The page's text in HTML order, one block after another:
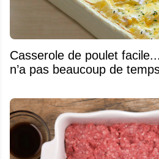
Casserole de poulet
n’a pas beaucoup de